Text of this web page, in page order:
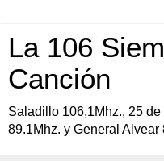
La 106
Canción
Saladillo 106,1Mhz., 25
89.1Mhz. y General Alvear